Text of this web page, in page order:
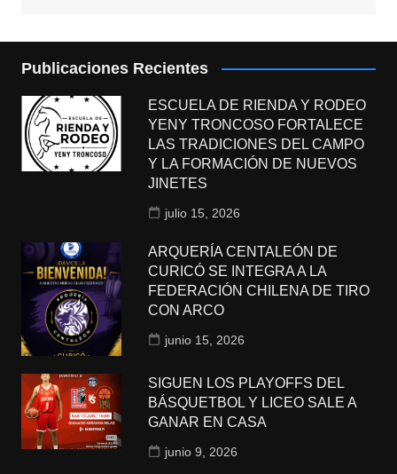
Publicaciones Recientes
ESCUELA DE RIENDA Y RODEO
YENY TRONCOSO FORTALECE
LAS TRADICIONES DEL CAMPO
Y LA FORMACIÓN DE NUEVOS
JINETES
julio 15, 2026
ARQUERÍA CENTALEÓN DE
CURICÓ SE INTEGRA A LA
FEDERACIÓN CHILENA DE TIRO
CON ARCO
junio 15, 2026
SIGUEN LOS PLAYOFFS DEL
BÁSQUETBOL Y LICEO SALE A
GANAR EN CASA
junio 9, 2026